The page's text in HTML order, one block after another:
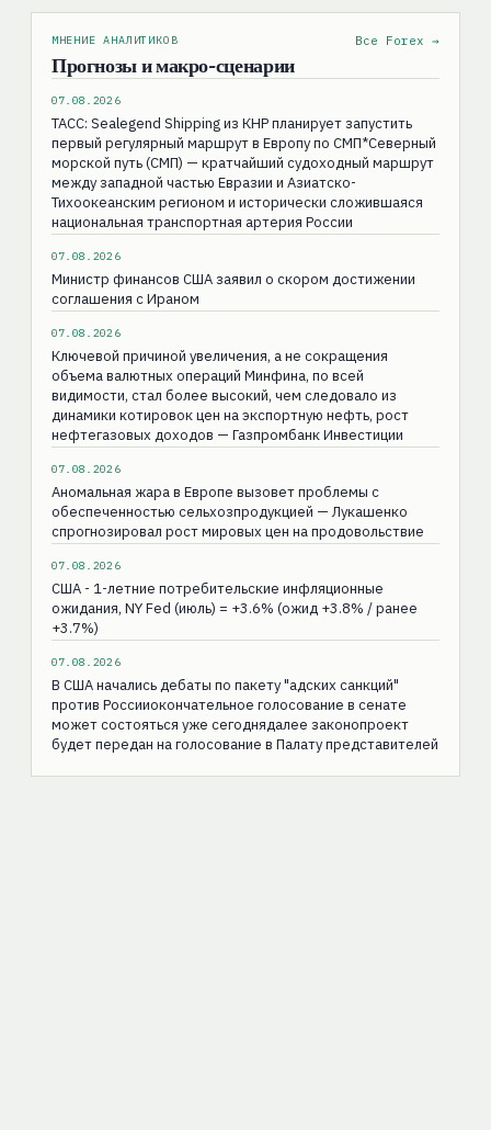
МНЕНИЕ АНАЛИТИКОВ
Прогнозы и макро-сценарии
Все Forex →
07.08.2026
ТАСС: Sealegend Shipping из КНР планирует запустить
первый регулярный маршрут в Европу по СМП*Северный
морской путь (СМП) — кратчайший судоходный маршрут
между западной частью Евразии и Азиатско-
Тихоокеанским регионом и исторически сложившаяся
национальная транспортная артерия России
07.08.2026
Министр финансов США заявил о скором достижении
соглашения с Ираном
07.08.2026
Ключевой причиной увеличения, а не сокращения
объема валютных операций Минфина, по всей
видимости, стал более высокий, чем следовало из
динамики котировок цен на экспортную нефть, рост
нефтегазовых доходов — Газпромбанк Инвестиции
07.08.2026
Аномальная жара в Европе вызовет проблемы с
обеспеченностью сельхозпродукцией — Лукашенко
спрогнозировал рост мировых цен на продовольствие
07.08.2026
США - 1-летние потребительские инфляционные
ожидания, NY Fed (июль) = +3.6% (ожид +3.8% / ранее
+3.7%)
07.08.2026
В США начались дебаты по пакету "адских санкций"
против Россииокончательное голосование в сенате
может состояться уже сегоднядалее законопроект
будет передан на голосование в Палату представителей